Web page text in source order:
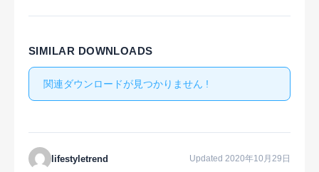
SIMILAR DOWNLOADS
関連ダウンロードが見つかりません !
lifestyletrend Updated 2020年10月29日